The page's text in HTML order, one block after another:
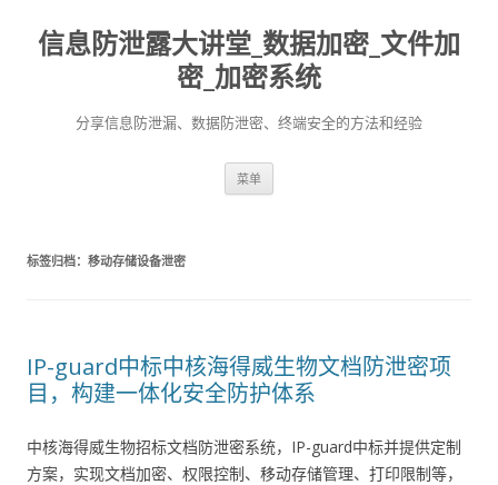
信息防泄露大讲堂_数据加密_文件加
密_加密系统
分享信息防泄漏、数据防泄密、终端安全的方法和经验
菜单
标签归档： 移动存储设备泄密
IP-guard中标中核海得威生物文档防泄密项
目，构建一体化安全防护体系
中核海得威生物招标文档防泄密系统，IP-guard中标并提供定制
方案，实现文档加密、权限控制、移动存储管理、打印限制等，